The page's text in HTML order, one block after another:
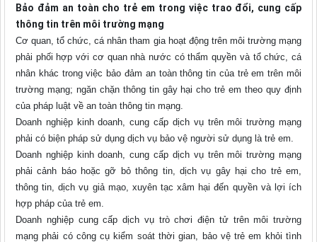
Bảo đảm an toàn cho trẻ em trong việc trao đổi, cung cấp
thông tin trên môi trường mạng
Cơ quan, tổ chức, cá nhân tham gia hoạt động trên môi trường mạng
phải phối hợp với cơ quan nhà nước có thẩm quyền và tổ chức, cá
nhân khác trong việc bảo đảm an toàn thông tin của trẻ em trên môi
trường mạng; ngăn chặn thông tin gây hại cho trẻ em theo quy định
của pháp luật về an toàn thông tin mạng.
Doanh nghiệp kinh doanh, cung cấp dịch vụ trên môi trường mạng
phải có biện pháp sử dụng dịch vụ bảo vệ người sử dụng là trẻ em.
Doanh nghiệp kinh doanh, cung cấp dịch vụ trên môi trường mạng
phải cảnh báo hoặc gỡ bỏ thông tin, dịch vụ gây hại cho trẻ em,
thông tin, dịch vụ giả mạo, xuyên tạc xâm hại đến quyền và lợi ích
hợp pháp của trẻ em.
Doanh nghiệp cung cấp dịch vụ trò chơi điện tử trên môi trường
mạng phải có công cụ kiểm soát thời gian, bảo vệ trẻ em khỏi tình